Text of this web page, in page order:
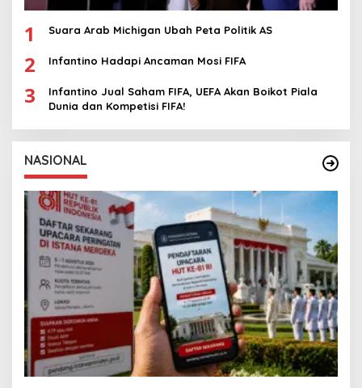
1 Suara Arab Michigan Ubah Peta Politik AS
2 Infantino Hadapi Ancaman Mosi FIFA
3
Infantino Jual Saham FIFA, UEFA Akan Boikot Piala
Dunia dan Kompetisi FIFA!
NASIONAL